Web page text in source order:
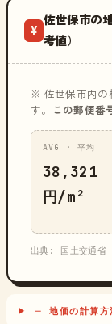
¥
佐世保市の
考値）
※ 佐世保市内の
す。
この郵便番
AVG · 平均
38,321
円/m²
出典: 国土交通省
─ 地価の計算方